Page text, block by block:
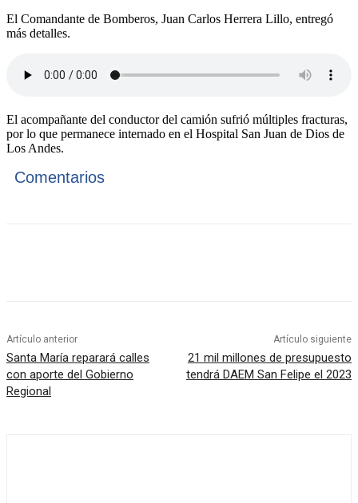
El Comandante de Bomberos, Juan Carlos Herrera Lillo, entregó
más detalles.
El acompañante del conductor del camión sufrió múltiples fracturas,
por lo que permanece internado en el Hospital San Juan de Dios de
Los Andes.
Comentarios
Artículo anterior
Santa María reparará calles
con aporte del Gobierno
Regional
Artículo siguiente
21 mil millones de presupuesto
tendrá DAEM San Felipe el 2023